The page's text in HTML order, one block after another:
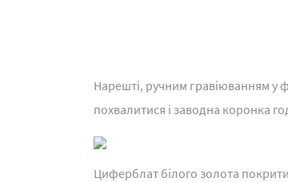
Нарешті, ручним гравіюванням у
похвалитися і заводна коронка
Циферблат білого золота